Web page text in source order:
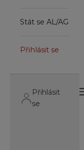
Stát se AL/AG
Přihlásit se
Přihlásit
se